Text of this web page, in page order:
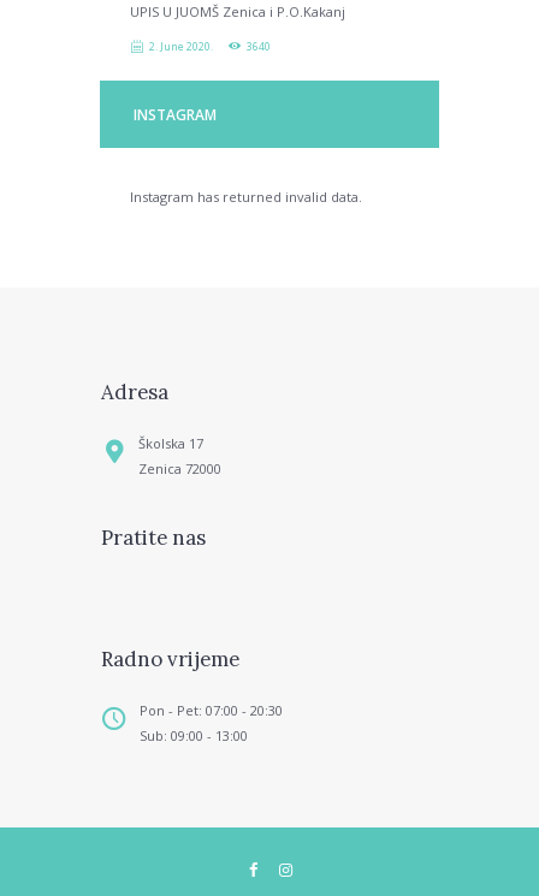
UPIS U JUOMŠ Zenica i P.O.Kakanj
2. June 2020. 3640
INSTAGRAM
Instagram has returned invalid data.
Adresa
Školska 17
Zenica 72000
Pratite nas
Radno vrijeme
Pon - Pet: 07:00 - 20:30
Sub: 09:00 - 13:00